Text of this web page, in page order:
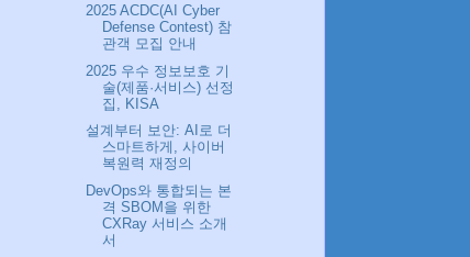
2025 ACDC(AI Cyber
Defense Contest) 참
관객 모집 안내
2025 우수 정보보호 기
술(제품·서비스) 선정
집, KISA
설계부터 보안: AI로 더
스마트하게, 사이버
복원력 재정의
DevOps와 통합되는 본
격 SBOM을 위한
CXRay 서비스 소개
서